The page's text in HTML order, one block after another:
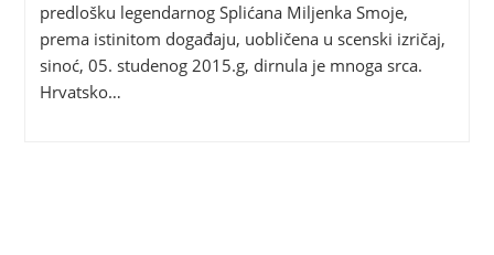
predlošku legendarnog Splićana Miljenka Smoje,
prema istinitom događaju, uobličena u scenski izričaj,
sinoć, 05. studenog 2015.g, dirnula je mnoga srca.
Hrvatsko…